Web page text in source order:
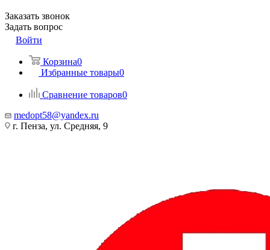
Заказать звонок
Задать вопрос
Войти
Корзина0
Избранные товары0
Сравнение товаров0
medopt58@yandex.ru
г. Пенза, ул. Средняя, 9